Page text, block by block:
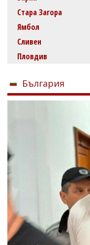
Стара Загора
Ямбол
Сливен
Пловдив
България